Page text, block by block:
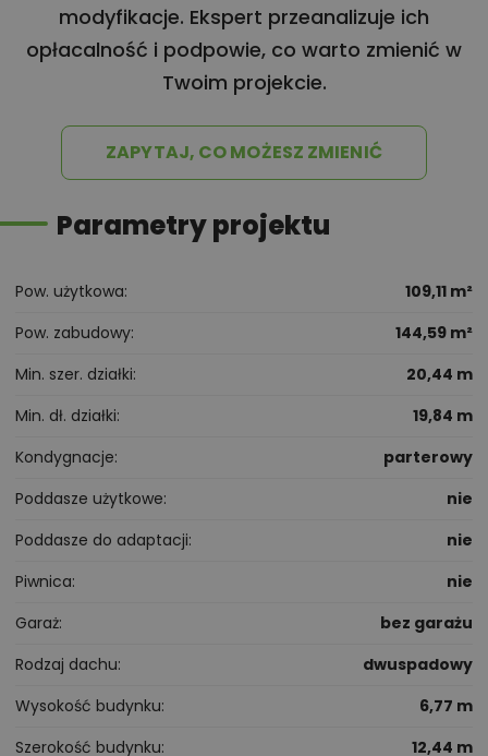
modyfikacje. Ekspert przeanalizuje ich
opłacalność i podpowie, co warto zmienić w
Twoim projekcie.
ZAPYTAJ, CO MOŻESZ ZMIENIĆ
Parametry projektu
Pow. użytkowa
109,11 m²
Pow. zabudowy
144,59 m²
Min. szer. działki
20,44 m
Min. dł. działki
19,84 m
Kondygnacje
parterowy
Poddasze użytkowe
nie
Poddasze do adaptacji
nie
Piwnica
nie
Garaż
bez garażu
Rodzaj dachu
dwuspadowy
Wysokość budynku
6,77 m
Szerokość budynku
12,44 m